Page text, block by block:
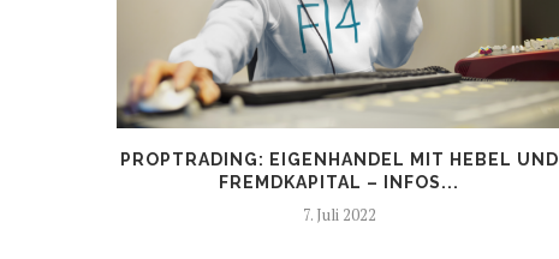
PROPTRADING: EIGENHANDEL MIT HEBEL UND
FREMDKAPITAL – INFOS...
7. Juli 2022